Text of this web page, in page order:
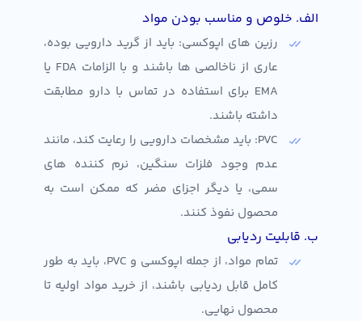
الف. خلوص و مناسب بودن مواد
رزین های اپوکسی: باید از گرید دارویی بوده،
عاری از ناخالصی ها باشند و با الزامات FDA یا
EMA برای استفاده در تماس با دارو مطابقت
داشته باشند.
PVC: باید مشخصات دارویی را رعایت کند، مانند
عدم وجود فلزات سنگین، نرم کننده های
سمی، یا دیگر اجزای مضر که ممکن است به
محصول نفوذ کنند.
ب. قابلیت ردیابی
تمام مواد، از جمله اپوکسی و PVC، باید به طور
کامل قابل ردیابی باشند، از خرید مواد اولیه تا
محصول نهایی.